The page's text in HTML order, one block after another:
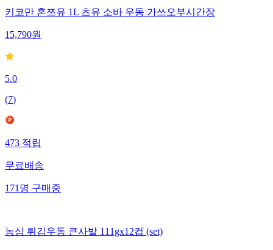
키코만 혼쯔유 1L 츠유 소바 우동 가쓰오부시간장
15,790원
5.0
(7)
473적립
무료배송
171명구매중
농심 튀김우동 큰사발 111gx12컵 (set)